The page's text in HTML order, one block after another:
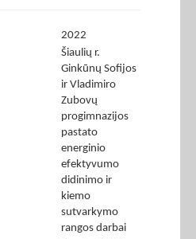
2022
Šiaulių r.
Ginkūnų Sofijos
ir Vladimiro
Zubovų
progimnazijos
pastato
energinio
efektyvumo
didinimo ir
kiemo
sutvarkymo
rangos darbai